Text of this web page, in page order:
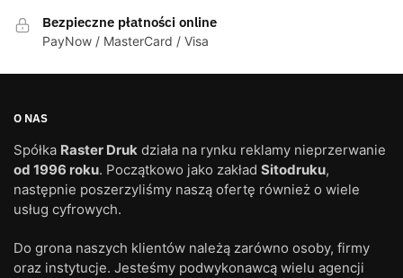
stronie
produktu
Bezpieczne płatności online
PayNow / MasterCard / Visa
O NAS
Spółka Raster Druk działa na rynku reklamy nieprzerwanie
od 1996 roku. Początkowo jako zakład Sitodruku,
następnie poszerzyliśmy naszą ofertę również o wiele
usług cyfrowych.
Do grona naszych klientów należą zarówno osoby, firmy
oraz instytucje. Jesteśmy podwykonawcą wielu agencji